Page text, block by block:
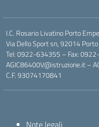
I.C. Rosario Livatino Porto
Via Dello Sport sn, 92014 Porto
Tel: 0922-634355 – Fax:
AGIC86400V@istruzione.it–
C.F. 93074170841
Note legali